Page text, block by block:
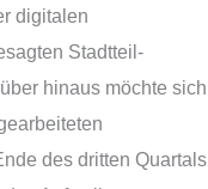
digitalen
Stadtteil-
hinaus möchte sich
des dritten Quartals